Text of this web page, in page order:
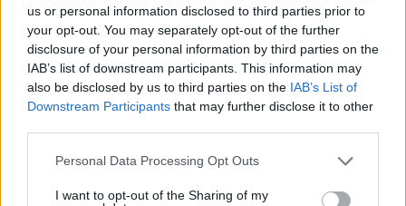
us or personal information disclosed to third parties prior to
your opt-out. You may separately opt-out of the further
disclosure of your personal information by third parties on the
IAB’s list of downstream participants. This information may
also be disclosed by us to third parties on the IAB’s List of
Downstream Participants that may further disclose it to other
Please note that this website/app uses one or more Google
not limited to your visit or usage behaviour. You may click to
Personal Data Processing Opt Outs
I want to opt-out of the Sharing of my
Αντικαταθλιπτικά: Γιατί η διακοπή τους προκαλεί φόβο –
Πώς θα γίνει σωστά και με ασφάλεια
πριν 19 λεπτά
Άλλος για data center; Επενδύσεις €50 δισ. την
ερχόμενη δεκαετία
Παρ' ολίγον τραγωδία στη Μαγνησία, «ακυβέρνητο»
προσέκρουσε σε πολυκατοικία